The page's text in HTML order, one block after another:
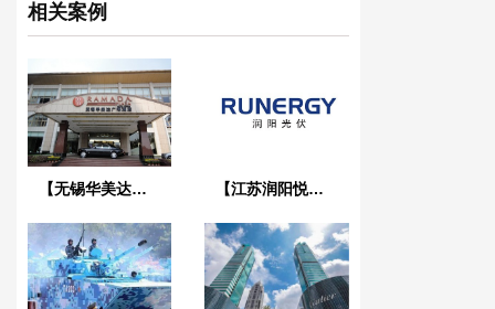
相关案例
【无锡华美达酒店项目】橡胶接头减震器发票 【江苏润阳悦达光伏】橡胶接头合同